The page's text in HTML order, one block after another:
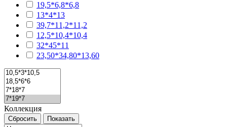
19,5*6,8*6,8
13*4*13
39,7*11,2*11,2
12,5*10,4*10,4
32*45*11
23,50*34,80*13,60
Коллекция